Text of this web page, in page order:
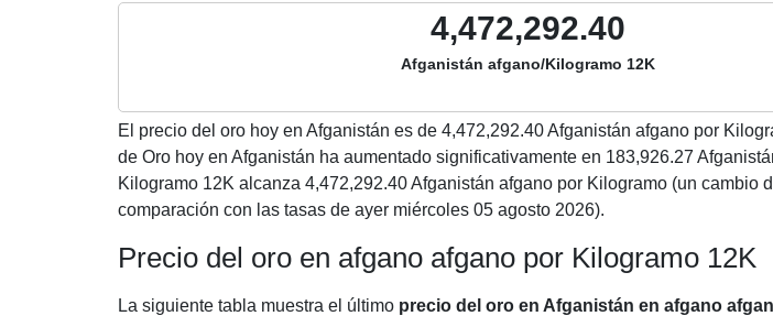
4,472,292.40
Afganistán afgano/Kilogramo 12K
El precio del oro hoy en Afganistán es de 4,472,292.40Afganistán afgano por
de Oro hoy en Afganistán ha aumentado significativamente en 183,926.27
Kilogramo 12K alcanza 4,472,292.40 Afganistán afgano por Kilogramo (un cambio
comparación con las tasas de ayer miércoles 05 agosto 2026).
Precio del oro en afgano afgano por Kilogramo 12K
La siguiente tabla muestra el último precio del oro en Afganistán en afgano